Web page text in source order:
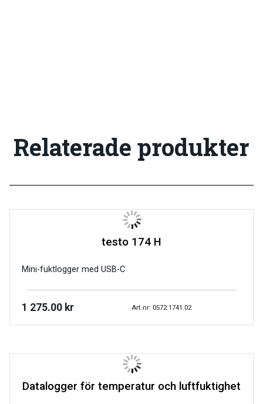
Relaterade produkter
testo 174 H
Mini-fuktlogger med USB-C
1 275.00 kr Art.nr: 0572.1741.02
Datalogger för temperatur och luftfuktighet